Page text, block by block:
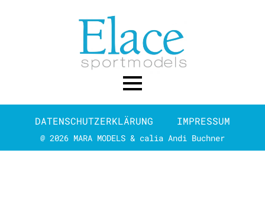
@ 2026 MARA MODELS & calia Andi Buchner
DATENSCHUTZERKLÄRUNG IMPRESSUM